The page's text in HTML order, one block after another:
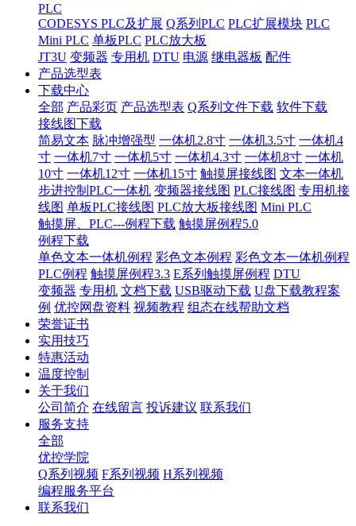
PLC
CODESYS PLC及扩展 Q系列PLC PLC扩展模块 PLC
Mini PLC 单板PLC PLC放大板
JT3U 变频器 专用机 DTU 电源 继电器板 配件
产品选型表
下载中心
全部 产品彩页 产品选型表 Q系列文件下载 软件下载
接线图下载
简易文本 脉冲增强型 一体机2.8寸 一体机3.5寸 一体机4
寸 一体机7寸 一体机5寸 一体机4.3寸 一体机8寸 一体机
10寸 一体机12寸 一体机15寸 触摸屏接线图 文本一体机
步进控制PLC一体机 变频器接线图 PLC接线图 专用机接
线图 单板PLC接线图 PLC放大板接线图 Mini PLC
触摸屏、PLC---例程下载 触摸屏例程5.0
例程下载
单色文本一体机例程 彩色文本例程 彩色文本一体机例程
PLC例程 触摸屏例程3.3 E系列触摸屏例程 DTU
变频器 专用机 文档下载 USB驱动下载 U盘下载教程案
例 优控网盘资料 视频教程 组态在线帮助文档
荣誉证书
实用技巧
特惠活动
温度控制
关于我们
公司简介 在线留言 投诉建议 联系我们
服务支持
全部
优控学院
Q系列视频 F系列视频 H系列视频
编程服务平台
联系我们